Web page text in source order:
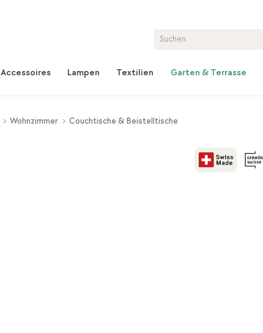
Accessoires Lampen Textilien Garten & Terrasse
Wohnzimmer Couchtische & Beistelltische